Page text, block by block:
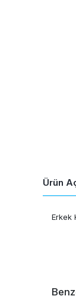
Ürün
Erkek